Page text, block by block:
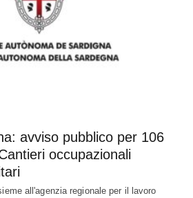
avviso pubblico per 106
occupazionali
all'agenzia regionale per il lavoro